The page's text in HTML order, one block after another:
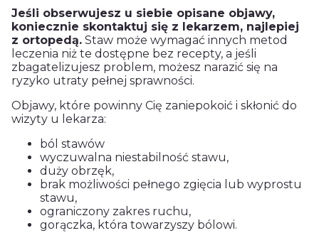
Jeśli obserwujesz u siebie opisane objawy,
koniecznie skontaktuj się z lekarzem, najlepiej
z ortopedą. Staw może wymagać innych metod
leczenia niż te dostępne bez recepty, a jeśli
zbagatelizujesz problem, możesz narazić się na
ryzyko utraty pełnej sprawności.
Objawy, które powinny Cię zaniepokoić i skłonić do
wizyty u lekarza:
ból stawów
wyczuwalna niestabilność stawu,
duży obrzęk,
brak możliwości pełnego zgięcia lub wyprostu
stawu,
ograniczony zakres ruchu,
gorączka, która towarzyszy bólowi.